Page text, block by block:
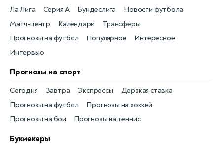
Новости футбола
Матч-центр Календари Трансферы
Прогнозы на футбол Популярное
Ла Лига
Интересное
Серия А
Интервью
Бундеслига
Прогнозы на спорт
Прогнозы на футбол
Сегодня
Прогнозы на хоккей
Завтра
Прогнозы на бои
Экспрессы
Прогнозы на теннис
Дерзкая ставка
Букмекеры